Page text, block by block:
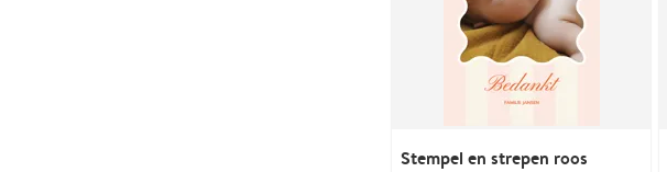
Stempel en strepen roos